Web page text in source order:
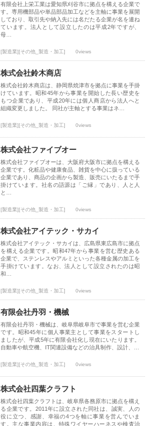
有限会社上栄工業は愛知県刈谷市に拠点を構える企業で
す。専用機部品や単品部品加工などを主軸に事業を展開
しており、取引先や納入先には名だたる企業が名を連ね
ています。法人として設立したのは平成2年ですが、
母…
[製造業][その他_製造・加工] 0views
株式会社鈴木商店
株式会社鈴木商店は、静岡県焼津市を拠点に事業を手掛
けています。昭和45年から事業を開始した長い歴史を
もつ企業であり、平成20年には個人商店から法人へと
組織変更しました。 同社が主軸とする事業はネ…
[製造業][その他_製造・加工] 0views
株式会社ファイブオー
株式会社ファイブオーは、大阪府大阪市に拠点を構える
企業です。化粧品や健康食品、雑貨を中心に扱っている
企業であり、商品の企画から製造、販売にいたるまで手
掛けています。社名の語源は「ご縁」であり、人と人
と…
[製造業][その他_製造・加工] 0views
株式会社アイテック・サカイ
株式会社アイテック・サカイは、広島県東広島市に拠点
を構える企業です。昭和47年から事業を営む歴史ある
企業で、ステンレスやアルミといった各種金属の加工を
手掛けています。なお、法人として設立されたのは昭
和…
[製造業][その他_製造・加工] 0views
有限会社丹羽・機械
有限会社丹羽・機械は、岐阜県岐阜市で事業を営む企業
です。昭和45年に個人事業主として事業をスタートし
ましたが、平成5年に有限会社化し現在にいたります。
自動車や航空機、IT関連設備などの治具制作、設計、…
[製造業][その他_製造・加工] 0views
株式会社四葉クラフト
株式会社四葉クラフトは、岐阜県各務原市に拠点を構え
る企業です。2011年に設立された同社は、誠実、人の
役に立つ、感謝、幸福の4つを軸に事業を営んでいま
す。主な事業内容は、特殊ワイヤーハーネスや検査治